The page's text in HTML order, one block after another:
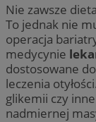
Nie zawsze
To jednak nie
operacja
medycynie
dostosowane
leczenia
glikemii czy
nadmiernej